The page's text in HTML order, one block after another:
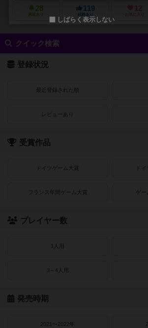
28
興味あり
119
経験あり お気に入り
クイック検索
登録状況
最近登録された順
レビューあり
受賞作品
ドイツゲーム大賞 ド
フランス年間ゲーム大賞 ゲー
プレイヤー数
1人用
3～4人用
発売時期
2021〜2022年
しばらく表示しない